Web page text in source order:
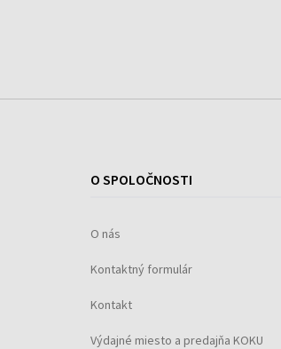
O SPOLOČNOSTI
O nás
Kontaktný formulár
Kontakt
Výdajné miesto a predajňa KOKU